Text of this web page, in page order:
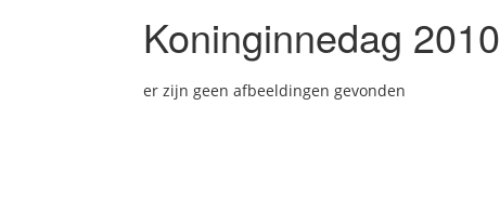
Koninginnedag 2010
er zijn geen afbeeldingen gevonden